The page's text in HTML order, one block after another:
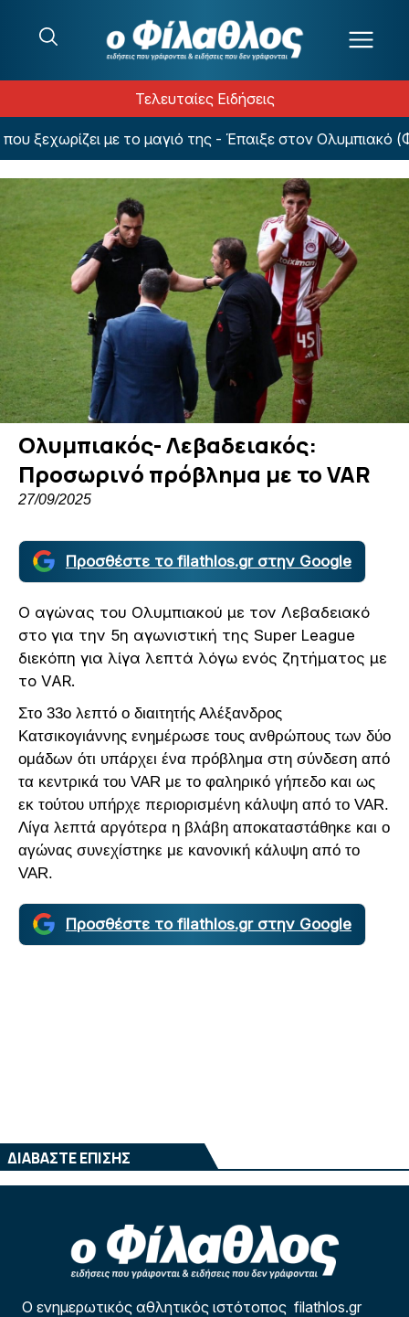
Τελευταίες Ειδήσεις
με το μαγιό της - Έπαιξε στον Ολυμπιακό
Ολυμπιακός- Λεβαδειακός:
Προσωρινό πρόβλημα με το VAR
27/09/2025
Προσθέστε το filathlos.gr στην Google
Ο αγώνας του Ολυμπιακού με τον Λεβαδειακό
στο για την 5η αγωνιστική της Super League
διεκόπη για λίγα λεπτά λόγω ενός ζητήματος με
το VAR.
Στο 33ο λεπτό ο διαιτητής Αλέξανδρος
Κατσικογιάννης ενημέρωσε τους ανθρώπους των δύο
ομάδων ότι υπάρχει ένα πρόβλημα στη σύνδεση από
τα κεντρικά του VAR με το φαληρικό γήπεδο και ως
εκ τούτου υπήρχε περιορισμένη κάλυψη από το VAR.
Λίγα λεπτά αργότερα η βλάβη αποκαταστάθηκε και ο
αγώνας συνεχίστηκε με κανονική κάλυψη από το
VAR.
Προσθέστε το filathlos.gr στην Google
ΔΙΑΒΑΣΤΕ ΕΠΙΣΗΣ
Ο ενημερωτικός αθλητικός ιστότοπος filathlos.gr